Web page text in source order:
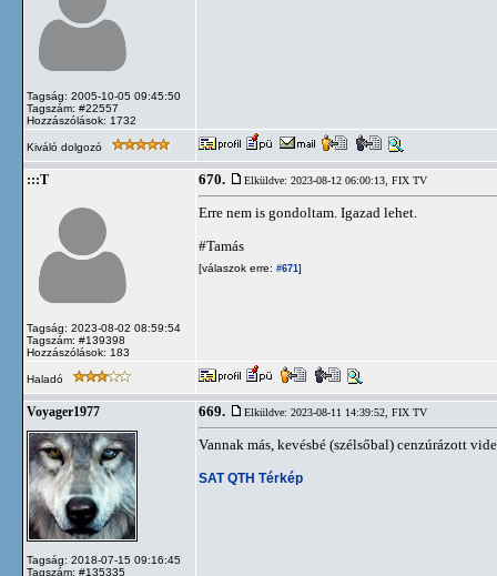
Tagság: 2005-10-05 09:45:50
Tagszám: #22557
Hozzászólások: 1732
Kiváló dolgozó
:::T
Tagság: 2023-08-02 08:59:54
Tagszám: #139398
Hozzászólások: 183
670. Elküldve: 2023-08-12 06:00:13, FIX TV
Erre nem is gondoltam. Igazad lehet.
#Tamás
[válaszok erre: #671]
Haladó
Voyager1977
Tagság: 2018-07-15 09:16:45
Tagszám: #135335
669. Elküldve: 2023-08-11 14:39:52, FIX TV
Vannak más, kevésbé (szélsőbal) cenzúrázott
SAT QTH Térkép